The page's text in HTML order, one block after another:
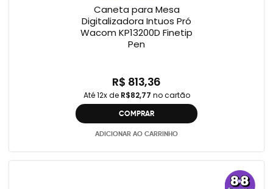
Caneta para Mesa
Digitalizadora Intuos Pró
Wacom KP13200D Finetip
Pen
R$ 813,36
Até 12x de R$82,77 no cartão
COMPRAR
ADICIONAR AO CARRINHO